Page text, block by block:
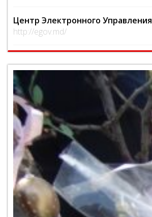
Центр Электронного Управления
http://egov.md/